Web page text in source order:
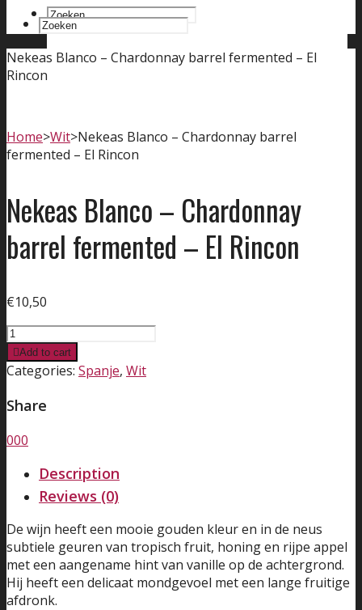
Nekeas Blanco – Chardonnay barrel fermented – El
Rincon
Home>Wit>Nekeas Blanco – Chardonnay barrel
fermented – El Rincon
Nekeas Blanco – Chardonnay
barrel fermented – El Rincon
€10,50
Nekeas
Blanco
-
barrel
-
Rincon
quantity
Add to cart
Categories: Spanje, Wit
Share
000
Description
Reviews (0)
De wijn heeft een mooie gouden kleur en in de neus
subtiele geuren van tropisch fruit, honing en rijpe appel
met een aangename hint van vanille op de achtergrond.
Hij heeft een delicaat mondgevoel met een lange fruitige
afdronk.